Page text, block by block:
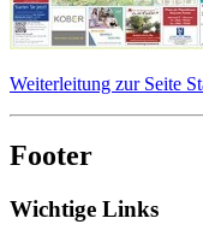
Weiterleitung zur Seite
Footer
Wichtige Links